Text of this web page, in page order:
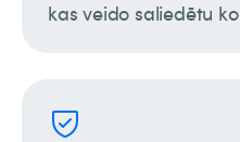
kas veido saliedētu